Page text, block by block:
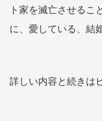
ト家を滅亡させるこ
に、愛している、結
詳しい内容と続きは